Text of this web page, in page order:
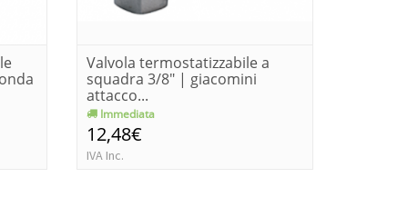
Valvola termostatizzabile a
squadra 3/8" | giacomini
attacco...
Immediata
12,48€
IVA Inc.